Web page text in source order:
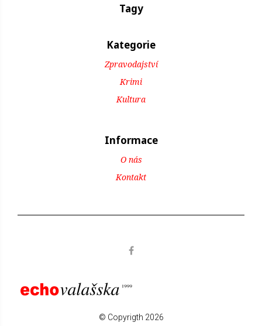
Tagy
Kategorie
Zpravodajství
Krimi
Kultura
Informace
O nás
Kontakt
© Copyrigth 2026